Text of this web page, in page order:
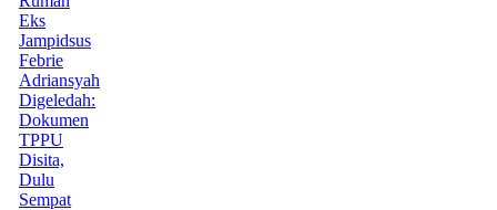
Eks
Jampidsus
Febrie
Adriansyah
Digeledah:
Dokumen
TPPU
Disita,
Dulu
Sempat